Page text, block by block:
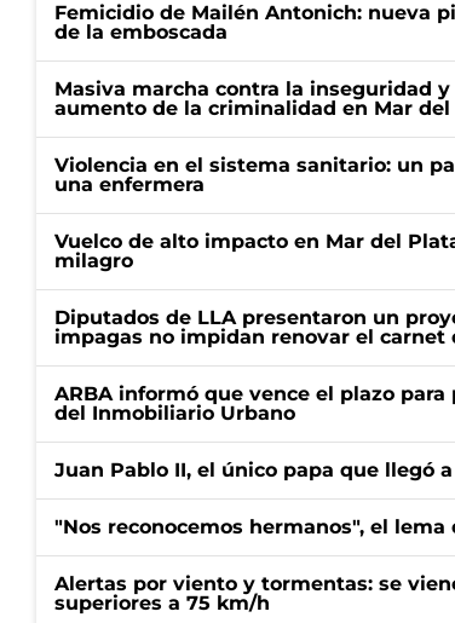
Femicidio de Mailén Antonich: nueva
de la emboscada
Masiva marcha contra la inseguridad
aumento de la criminalidad en Mar del
Violencia en el sistema sanitario: un
una enfermera
Vuelco de alto impacto en Mar del
milagro
Diputados de LLA presentaron un
impagas no impidan renovar el carnet
ARBA informó que vence el plazo
del Inmobiliario Urbano
Juan Pablo II, el único papa que llegó
"Nos reconocemos hermanos", el lema
Alertas por viento y tormentas: se
superiores a 75 km/h